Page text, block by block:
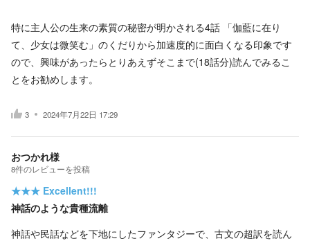
特に主人公の生来の素質の秘密が明かされる4話 「伽藍に在り
て、少女は微笑む」のくだりから加速度的に面白くなる印象です
ので、興味があったらとりあえずそこまで(18話分)読んでみるこ
とをお勧めします。
3 2024年7月22日 17:29
おつかれ様
8件のレビューを投稿
★★★ Excellent!!!
神話のような貴種流離
神話や民話などを下地にしたファンタジーで、古文の超訳を読ん